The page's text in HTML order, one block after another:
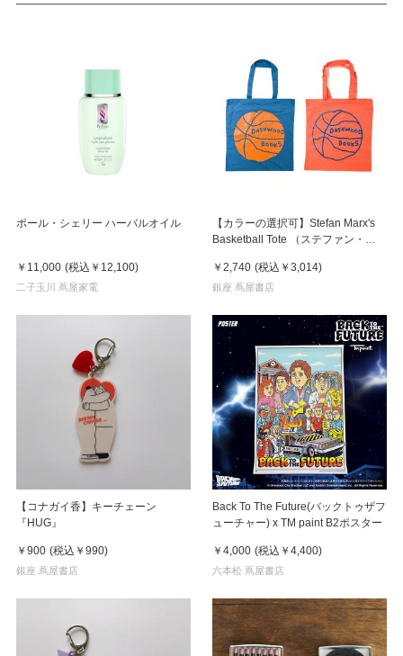
ポール・シェリー ハーバルオイル
￥11,000 (税込 ￥12,100)
二子玉川 蔦屋家電
【カラーの選択可】Stefan Marx's
Basketball Tote （ステファン・マ
￥2,740 (税込 ￥3,014)
銀座 蔦屋書店
【コナガイ香】キーチェーン
『HUG』
￥900 (税込 ￥990)
銀座 蔦屋書店
Back To The Future(バックトゥザフ
ューチャー) x TM paint B2ポスター
￥4,000 (税込 ￥4,400)
六本松 蔦屋書店